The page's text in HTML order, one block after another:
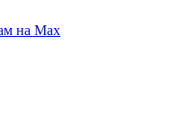
на Max